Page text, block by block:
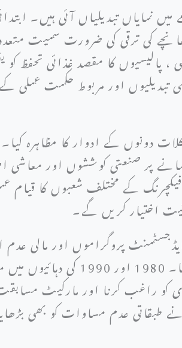
نمایاں تبدیلیاں آئی ہیں۔
کی ترقی کی ضرورت سمیت متعدد
، پالیسیوں کا مقصد غذائی تحفظ
تبدیلیوں اور مربوط حکمت
پیمانے پر صنعتی کوششوں اور
کے مختلف شعبوں کا قیام
اختیار کریں گے۔
پروگراموں اور مالی
چیلنجز سامنے آئے، جس نے شرح نمو کو منفی طور
کو راغب کرنا اور مارکیٹ
طبقاتی عدم مساوات کو بھی